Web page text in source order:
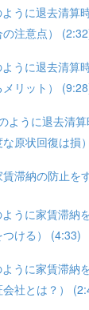
うに退去清算
注意点）
うに退去清算
リット）
ように退去清
原状回復は損
滞納の防止を
うに家賃滞納
ける） (4:33)
うに家賃滞納
社とは？）